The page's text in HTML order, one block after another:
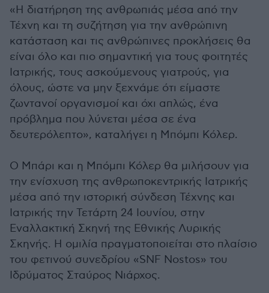
«Η διατήρηση της ανθρωπιάς μέσα από την
Τέχνη και τη συζήτηση για την ανθρώπινη
κατάσταση και τις ανθρώπινες προκλήσεις θα
είναι όλο και πιο σημαντική για τους φοιτητές
Ιατρικής, τους ασκούμενους γιατρούς, για
όλους, ώστε να μην ξεχνάμε ότι είμαστε
ζωντανοί οργανισμοί και όχι απλώς, ένα
πρόβλημα που λύνεται μέσα σε ένα
δευτερόλεπτο», καταλήγει η Μπόμπι Κόλερ.
Ο Μπάρι και η Μπόμπι Κόλερ θα μιλήσουν για
την ενίσχυση της ανθρωποκεντρικής Ιατρικής
μέσα από την ιστορική σύνδεση Τέχνης και
Ιατρικής την Τετάρτη 24 Ιουνίου, στην
Εναλλακτική Σκηνή της Εθνικής Λυρικής
Σκηνής. Η ομιλία πραγματοποιείται στο πλαίσιο
του φετινού συνεδρίου «SNF Nostos» του
Ιδρύματος Σταύρος Νιάρχος.